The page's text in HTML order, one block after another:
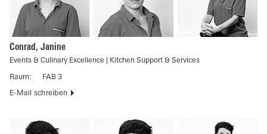
Conrad, Janine
Events & Culinary Excellence | Kitchen Support & Services
Raum: FAB 3
E-Mail schreiben